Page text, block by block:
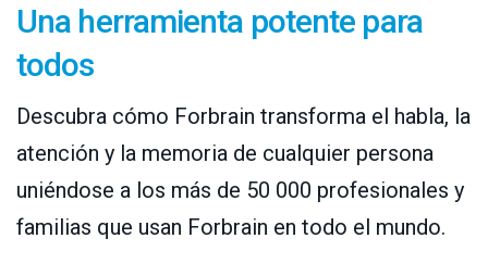
Una herramienta potente para
todos
Descubra cómo Forbrain transforma el habla, la
atención y la memoria de cualquier persona
uniéndose a los más de 50 000 profesionales y
familias que usan Forbrain en todo el mundo.